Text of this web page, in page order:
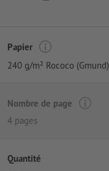
Papier
240 g/m² Rococo (Gmund)
Nombre de page
4 pages
Quantité